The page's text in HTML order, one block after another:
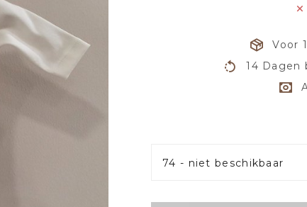
Voor
14 Dagen
74 - niet beschikbaar